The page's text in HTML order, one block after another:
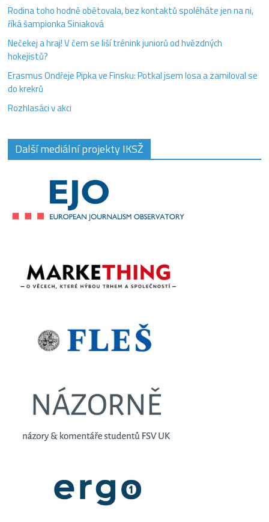
Rodina toho hodně obětovala, bez kontaktů spoléháte jen na ni,
říká šampionka Siniaková
Nečekej a hraj! V čem se liší trénink juniorů od hvězdných
hokejistů?
Erasmus Ondřeje Pipka ve Finsku: Potkal jsem losa a zamiloval se
do krekrů
Rozhlasáci v akci
Další mediální projekty IKSŽ